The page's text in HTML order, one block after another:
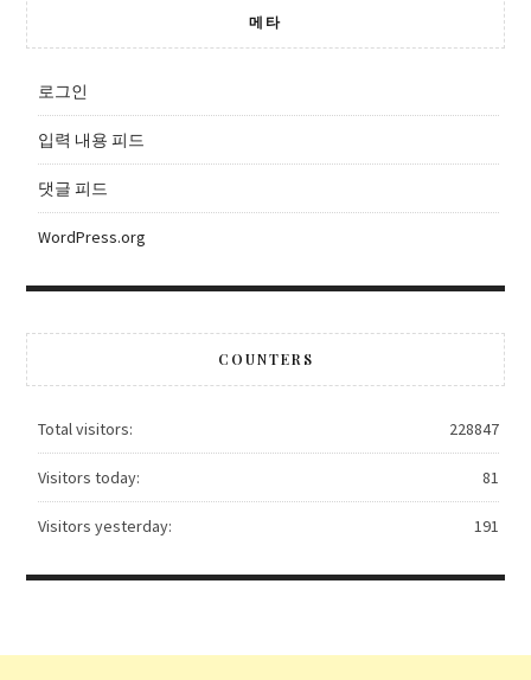
메타
로그인
입력 내용 피드
댓글 피드
WordPress.org
COUNTERS
228847
Total visitors:
81
Visitors today:
191
Visitors yesterday: